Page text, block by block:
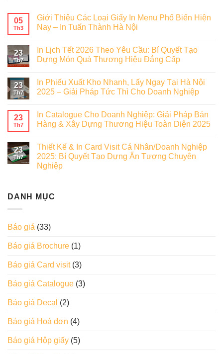
05
Th3
Giới Thiệu Các Loại Giấy In Menu Phổ Biến Hiện
Nay – In Tuấn Thành Hà Nội
23
Th7
In Lịch Tết 2026 Theo Yêu Cầu: Bí Quyết Tạo
Dựng Món Quà Thương Hiệu Đẳng Cấp
23
Th7
In Phiếu Xuất Kho Nhanh, Lấy Ngay Tại Hà Nội
2025 – Giải Pháp Tức Thì Cho Doanh Nghiệp
23
Th7
In Catalogue Cho Doanh Nghiệp: Giải Pháp Bán
Hàng & Xây Dựng Thương Hiệu Toàn Diện 2025
23
Th7
Thiết Kế & In Card Visit Cá Nhân/Doanh Nghiệp
2025: Bí Quyết Tạo Dựng Ấn Tượng Chuyên
Nghiệp
DANH MỤC
Báo giá (33)
Báo giá Brochure (1)
Báo giá Card visit(3)
Báo giá Catalogue (3)
Báo giá Decal (2)
Báo giá Hoá đơn (4)
Báo giá Hộp giấy (5)